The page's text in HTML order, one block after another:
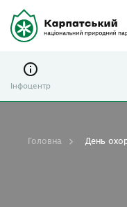
Інфоцентр
Головна День